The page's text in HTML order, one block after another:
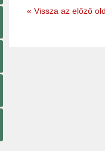
« Vissza az előző